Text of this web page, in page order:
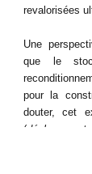
revalorisées
Une
que le
pour la
douter, cet
(